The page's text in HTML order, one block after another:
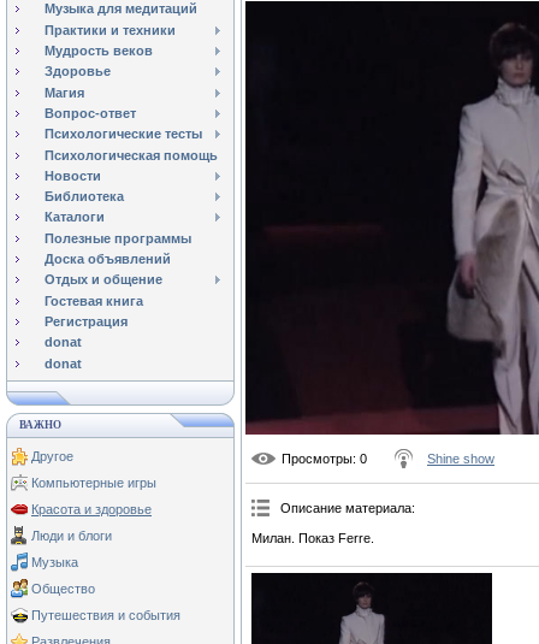
Музыка для медитаций
Практики и техники
Мудрость веков
Здоровье
Магия
Вопрос-ответ
Психологические тесты
Психологическая помощь
Новости
Библиотека
Каталоги
Полезные программы
Доска объявлений
Отдых и общение
Гостевая книга
Регистрация
donat
donat
ВАЖНО
Другое
Компьютерные игры
Красота и здоровье
Люди и блоги
Музыка
Общество
Путешествия и события
Просмотры: 0 Shine show
Описание материала:
Милан. Показ Ferre.